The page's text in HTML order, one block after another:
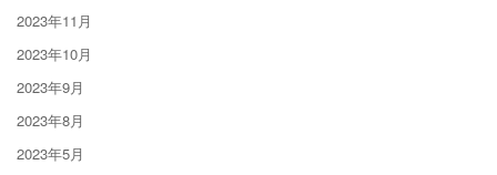
2023年11月
2023年10月
2023年9月
2023年8月
2023年5月